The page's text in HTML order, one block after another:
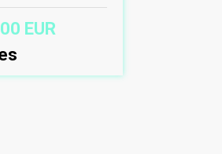
en una
EUR